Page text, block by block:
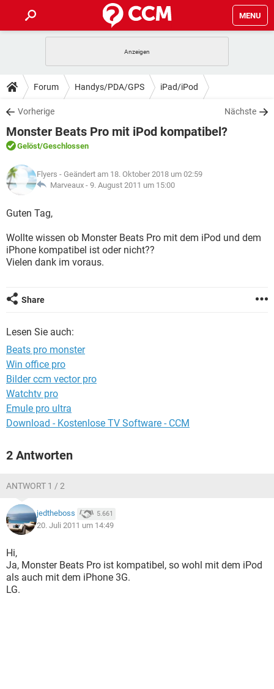
MENU
ANDROID IOS
WINDOWS 10
WHATSAPP TIKTOK
FACEBOOK
TIPPS & TRICKS
SPIELE STREAMING
WINDOWS 10
WHATSAPP
FACEBOOK HARDWARE
DOWNLOADS
SPIELE STREAMING
ANDROID
WINDOWS 10 INSTAGRAM
WHATSAPP
FACEBOOK
FORUM
SPIELE
ANDROID IOS
FACEBOOK HARDWARE
LEXIKON
SPIELE
ANDROID
WINDOWS 10 INSTAGRAM
WHATSAPP
Forum Handys/PDA/GPS iPad/iPod
Vorherige Nächste
Monster Beats Pro mit iPod kompatibel?
Gelöst/Geschlossen
Flyers - Geändert am 18. Oktober 2018 um 02:59
Marveaux - 9. August 2011 um 15:00
Guten Tag,
Wollte wissen ob Monster Beats Pro mit dem iPod und dem
iPhone kompatibel ist oder nicht??
Vielen dank im voraus.
Share
Lesen Sie auch:
Beats pro monster
Win office pro
Bilder ccm vector pro
Watchtv pro
Emule pro ultra
Download - Kostenlose TV Software - CCM
2 Antworten
ANTWORT 1 / 2
jedtheboss 5.661
20. Juli 2011 um 14:49
Hi,
Ja, Monster Beats Pro ist kompatibel, so wohl mit dem iPod
als auch mit dem iPhone 3G.
LG.